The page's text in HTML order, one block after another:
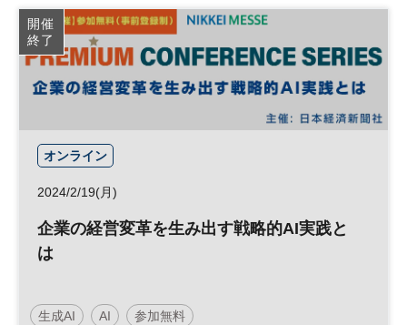
データ活用 人工知能 サステナブル 経営戦略
DX 日経オンラインセミナー
開催
終了
オンライン
2024/2/19(月)
企業の経営変革を生み出す戦略的AI実践と
は
生成AI AI 参加無料